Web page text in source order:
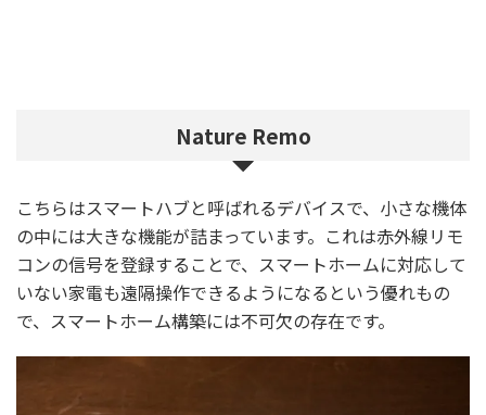
Nature Remo
こちらはスマートハブと呼ばれるデバイスで、小さな機体
の中には大きな機能が詰まっています。これは赤外線リモ
コンの信号を登録することで、スマートホームに対応して
いない家電も遠隔操作できるようになるという優れもの
で、スマートホーム構築には不可欠の存在です。